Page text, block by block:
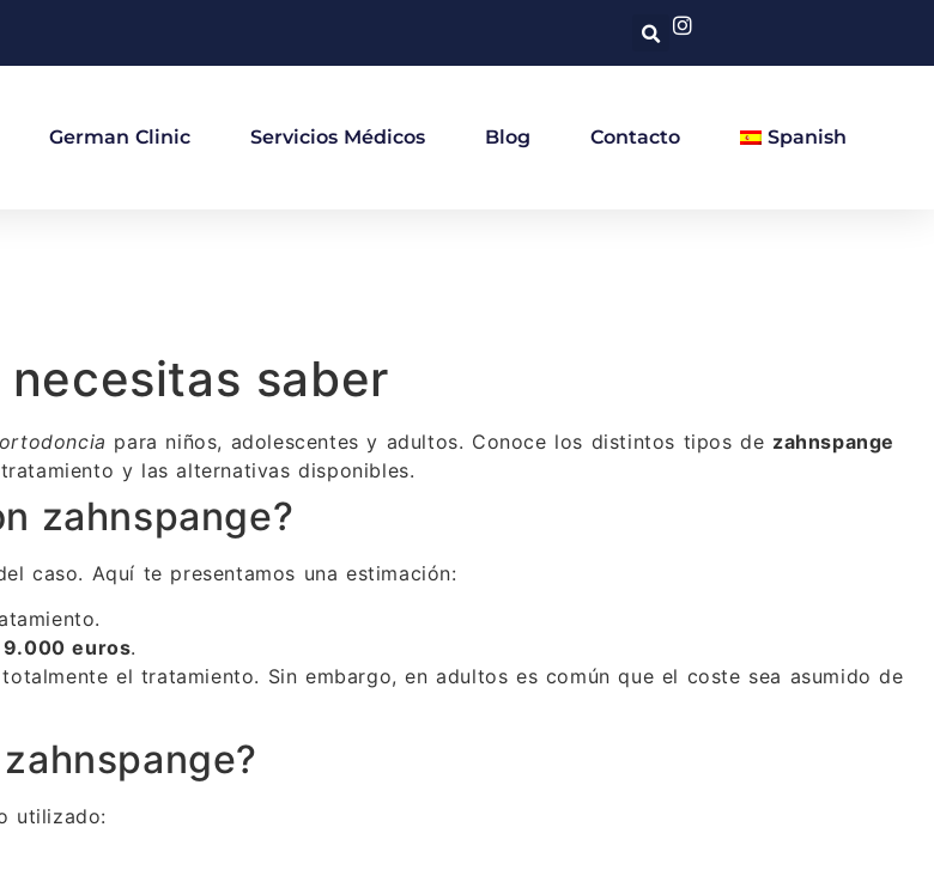
German Clinic Servicios Médicos Blog Contacto Spanish
saber
ortodoncia para niños, adolescentes y adultos. Conoce los distintos tipos de zahnspange
y las alternativas disponibles.
zahnspange?
caso. Aquí te presentamos una estimación:
euros.
el tratamiento. Sin embargo, en adultos es común que el coste sea asumido de
utilizado: